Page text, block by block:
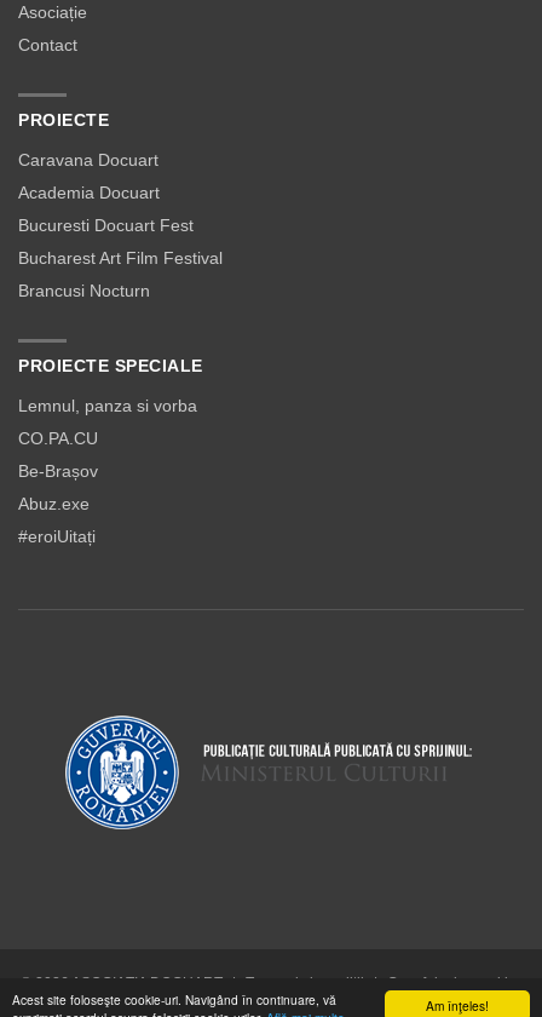
Am înţeles!
Acest site foloseşte cookie-uri. Navigând în continuare, vă
Asociație
Contact
PROIECTE
Caravana Docuart
Academia Docuart
Bucuresti Docuart Fest
Bucharest Art Film Festival
Brancusi Nocturn
PROIECTE SPECIALE
Lemnul, panza si vorba
CO.PA.CU
Be-Brașov
Abuz.exe
#eroiUitați
© 2026 ASOCIAŢIA DOCUART | Termeni şi condiţii |
Cum folosim cookie-
urile